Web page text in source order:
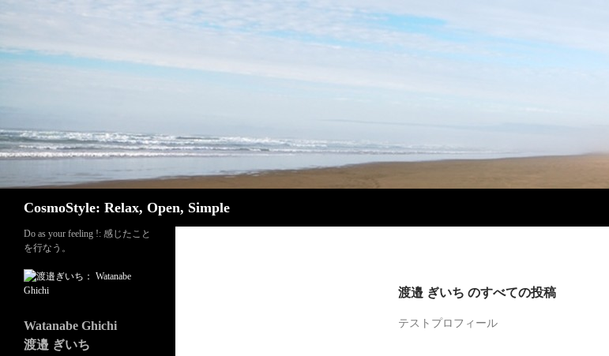
CosmoStyle: Relax, Open, Simple
渡邉 ぎいち のすべての投稿
テストプロフィール
Do as your feeling !: 感じたこと
を行なう。
Watanabe Ghichi
渡邉 ぎいち